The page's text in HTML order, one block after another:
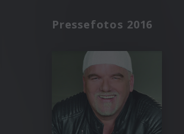
Pressefotos 2016